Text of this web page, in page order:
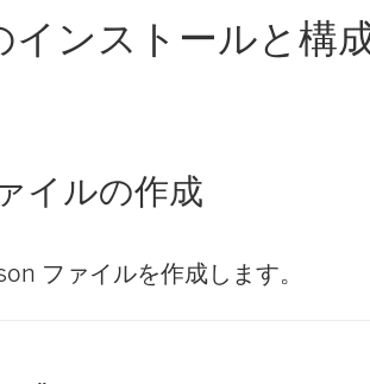
リ
が
く
インストールと構
イルの作成
ファイルを作成します。